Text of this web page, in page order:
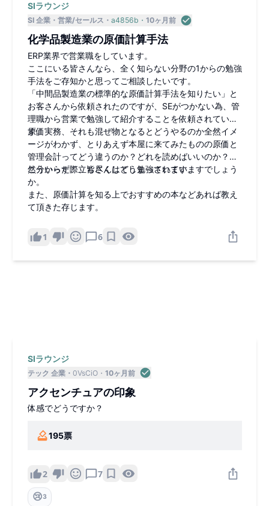
SIラウンジ
SI 企業 営業/セールス a4856b 10ヶ月前
化学品製造業の原価計算手法
ERP業界で営業職をしています。
ここにいる皆さんなら、全く知らない分野の1からの勉強
手法をご存知かと思ってご相談したいです。
「中間品製造業の標準的な原価計算手法を知りたい」と
お客さんから依頼されたのですが、SEがつかない為、管
理職から営業で勉強して紹介することを依頼されていま
す。
原価実務、それも混ぜ物となるとどうやるのか全然イメ
ージがわかず、とりあえず本屋に来てみたものの原価と
管理会計ってどう違うのか？どれを読めばいいのか？全
然分からず、立ち尽くしてしまっています。
こういった際、皆さんはどう勉強されていますでしょう
か。
また、原価計算を知る上でおすすめの本などあれば教え
て頂きた存じます。
1 6
SIラウンジ
テック 企業 0VsCiO 10ヶ月前
アクセンチュアの印象
体感でどうですか？
195票
2 7
😢3